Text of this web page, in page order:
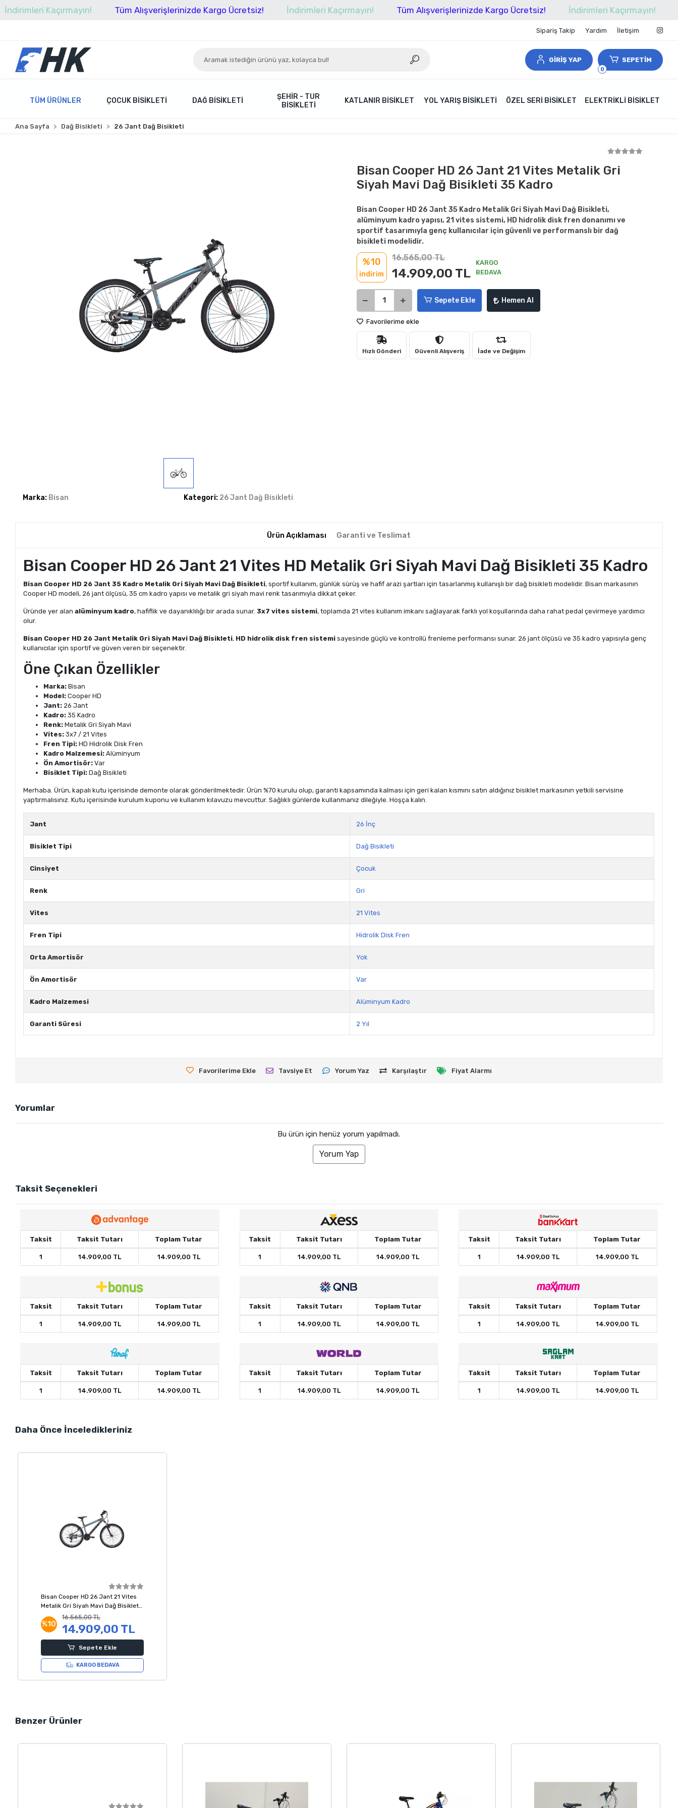
Kaçırmayın! Tüm Alışverişlerinizde Kargo Ücretsiz! İndirimleri Kaçırmayın! Tüm Alışverişlerinizde Kargo Ücretsiz! İndirimleri Kaçırmayın! Tüm
Sipariş Takip Yardım İletişim
GİRİŞ YAP
0
SEPETİM
TÜM ÜRÜNLER ÇOCUK BISIKLETI DAĞ BISIKLETI
ŞEHIR - TUR
BISIKLETI
KATLANIR BISIKLET YOL YARIŞ BISIKLETI ÖZEL SERI BISIKLET ELEKTRIKLI BISIKLET
Ana Sayfa Dağ Bisikleti 26 Jant Dağ Bisikleti
Marka: Bisan Kategori: 26 Jant Dağ Bisikleti
Bisan Cooper HD 26 Jant 21 Vites Metalik Gri
Siyah Mavi Dağ Bisikleti 35 Kadro
Bisan Cooper HD 26 Jant 35 Kadro Metalik Gri Siyah Mavi Dağ Bisikleti,
alüminyum kadro yapısı, 21 vites sistemi, HD hidrolik disk fren donanımı ve
sportif tasarımıyla genç kullanıcılar için güvenli ve performanslı bir dağ
bisikleti modelidir.
%10
indirim
16.565,00 TL
14.909,00 TL
KARGO
BEDAVA
Sepete Ekle Hemen Al
Favorilerime ekle
Hızlı Gönderi Güvenli Alışveriş İade ve Değişim
Ürün Açıklaması Garanti ve Teslimat
Bisan Cooper HD 26 Jant 21 Vites HD Metalik Gri Siyah Mavi Dağ Bisikleti 35 Kadro
Bisan Cooper HD 26 Jant 35 Kadro Metalik Gri Siyah Mavi Dağ Bisikleti, sportif kullanım, günlük sürüş ve hafif arazi şartları için tasarlanmış kullanışlı bir dağ bisikleti modelidir. Bisan markasının
Cooper HD modeli, 26 jant ölçüsü, 35 cm kadro yapısı ve metalik gri siyah mavi renk tasarımıyla dikkat çeker.
Üründe yer alanalüminyum kadro, hafiflik ve dayanıklılığı bir arada sunar.3x7 vites sistemi, toplamda 21 vites kullanım imkanı sağlayarak farklı yol koşullarında daha rahat pedal çevirmeye yardımcı
olur.
Bisan Cooper HD 26 Jant Metalik Gri Siyah Mavi Dağ Bisikleti, HD hidrolik disk fren sistemi sayesinde güçlü ve kontrollü frenleme performansı sunar. 26 jant ölçüsü ve 35 kadro yapısıyla genç
kullanıcılar için sportif ve güven veren bir seçenektir.
Öne Çıkan Özellikler
Marka: Bisan
Model: Cooper HD
Jant: 26 Jant
Kadro: 35 Kadro
Renk: Metalik Gri Siyah Mavi
Vites: 3x7 / 21 Vites
Fren Tipi: HD Hidrolik Disk Fren
Kadro Malzemesi: Alüminyum
Ön Amortisör: Var
Bisiklet Tipi: Dağ Bisikleti
Merhaba. Ürün, kapalı kutu içerisinde demonte olarak gönderilmektedir. Ürün %70 kurulu olup, garanti kapsamında kalması için geri kalan kısmını satın aldığınız bisiklet markasının yetkili servisine
yaptırmalısınız. Kutu içerisinde kurulum kuponu ve kullanım kılavuzu mevcuttur. Sağlıklı günlerde kullanmanız dileğiyle. Hoşça kalın.
Jant 26 İnç
Bisiklet Tipi Dağ Bisikleti
Cinsiyet Çocuk
Renk Gri
Vites 21 Vites
Fren Tipi Hidrolik Disk Fren
Orta Amortisör Yok
Ön Amortisör Var
Kadro Malzemesi Alüminyum Kadro
Garanti Süresi 2 Yıl
Favorilerime Ekle Tavsiye Et Yorum Yaz Karşılaştır Fiyat Alarmı
Yorumlar
Bu ürün için henüz yorum yapılmadı.
Yorum Yap
Taksit Seçenekleri
Taksit Taksit Tutarı Toplam Tutar
1 14.909,00 TL 14.909,00 TL
Taksit Taksit Tutarı Toplam Tutar
1 14.909,00 TL 14.909,00 TL
Taksit Taksit Tutarı Toplam Tutar
1 14.909,00 TL 14.909,00 TL
Taksit Taksit Tutarı Toplam Tutar
1 14.909,00 TL 14.909,00 TL
Taksit Taksit Tutarı Toplam Tutar
1 14.909,00 TL 14.909,00 TL
Taksit Taksit Tutarı Toplam Tutar
1 14.909,00 TL 14.909,00 TL
Taksit Taksit Tutarı Toplam Tutar
1 14.909,00 TL 14.909,00 TL
Taksit Taksit Tutarı Toplam Tutar
1 14.909,00 TL 14.909,00 TL
Taksit Taksit Tutarı Toplam Tutar
1 14.909,00 TL 14.909,00 TL
Daha Önce İnceledikleriniz
Bisan Cooper HD 26 Jant 21 Vites
Metalik Gri Siyah Mavi Dağ Bisikleti
35 Kadro
%10
16.565,00 TL
14.909,00 TL
Sepete Ekle
KARGO BEDAVA
Benzer Ürünler